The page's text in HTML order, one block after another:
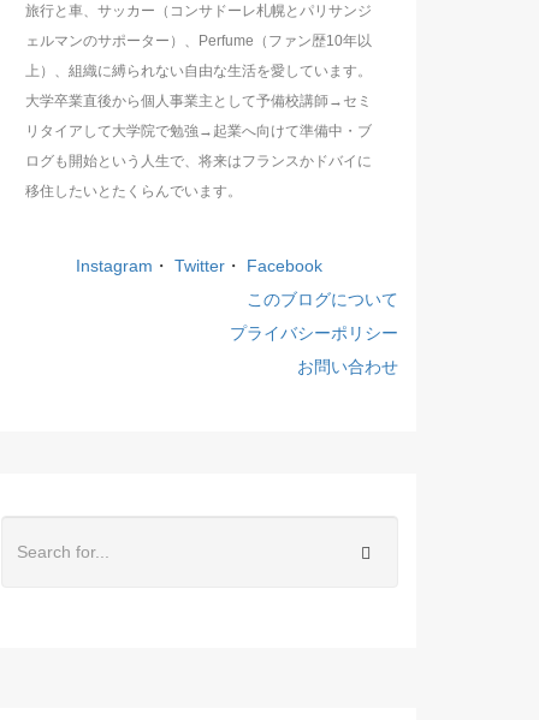
旅行と車、サッカー（コンサドーレ札幌とパリサンジ
ェルマンのサポーター）、Perfume（ファン歴10年以
上）、組織に縛られない自由な生活を愛しています。
大学卒業直後から個人事業主として予備校講師→セミ
リタイアして大学院で勉強→起業へ向けて準備中・ブ
ログも開始という人生で、将来はフランスかドバイに
移住したいとたくらんでいます。
Instagram ・ Twitter ・
Facebook
このブログについて
プライバシーポリシー
お問い合わせ